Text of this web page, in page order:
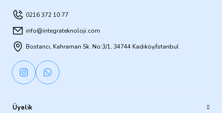
0216 372 10 77
info@integrateknoloji.com
Bostancı, Kahraman Sk. No:3/1, 34744 Kadıköy/İstanbul
Üyelik